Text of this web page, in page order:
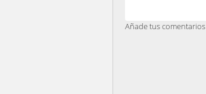
Añade tus comentarios